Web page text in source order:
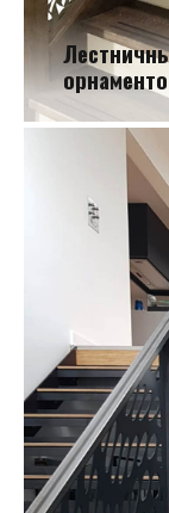
Лестничные